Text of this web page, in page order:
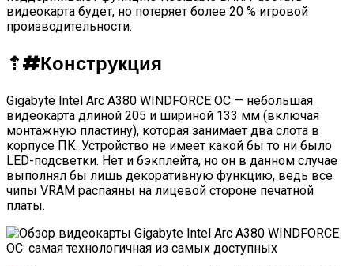
видеокарта будет, но потеряет более 20 % игровой
производительности.
⇡#Конструкция
Gigabyte Intel Arc A380 WINDFORCE OC — небольшая
видеокарта длиной 205 и шириной 133 мм (включая
монтажную пластину), которая занимает два слота в
корпусе ПК. Устройство не имеет какой бы то ни было
LED-подсветки. Нет и бэкплейта, но он в данном случае
выполнял бы лишь декоративную функцию, ведь все
чипы VRAM распаяны на лицевой стороне печатной
платы.